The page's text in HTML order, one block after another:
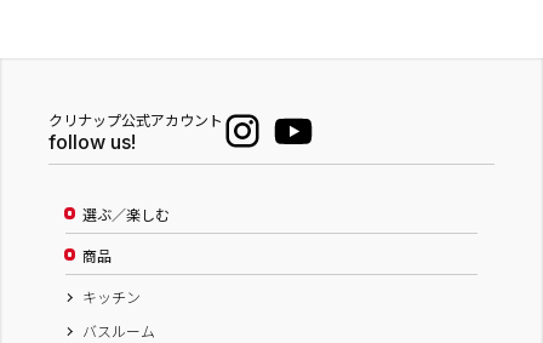
クリナップ公式アカウント
follow us!
選ぶ／楽しむ
商品
キッチン
バスルーム